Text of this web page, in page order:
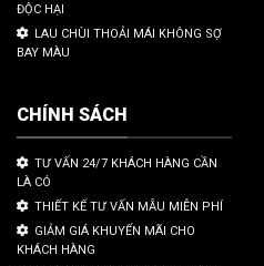
ĐỘC HẠI
LAU CHÙI THOẢI MÁI KHÔNG SỢ
BAY MÀU
CHÍNH SÁCH
TƯ VẤN 24/7 KHÁCH HÀNG CẦN
LÀ CÓ
THIẾT KẾ TƯ VẤN MẪU MIỄN PHÍ
GIẢM GIÁ KHUYẾN MÃI CHO
KHÁCH HÀNG